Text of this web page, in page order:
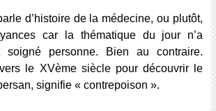
d’histoire de la médecine, ou plutôt,
car la thématique du jour n’a
soigné personne. Bien au contraire.
le XVème siècle pour découvrir le
signifie « contrepoison ».